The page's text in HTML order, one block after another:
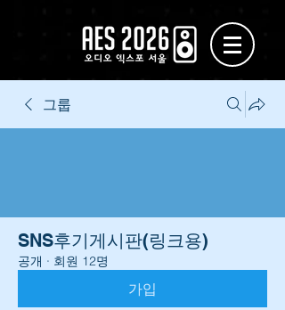
그룹
SNS후기게시판(링크용)
공개 · 회원 12명
가입